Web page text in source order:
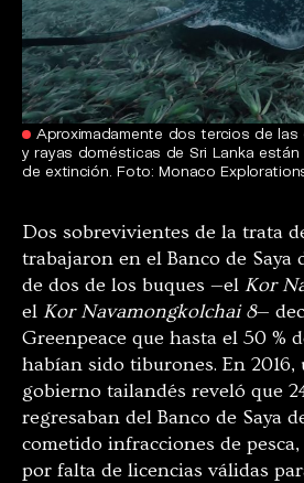
Aproximadamente dos tercios de
y rayas domésticas de Sri Lanka
de extinción. Foto: Monaco
Dos sobrevivientes de la trata
trabajaron en el Banco de Saya
de dos de los buques —el Kor
el Kor Navamongkolchai 8—
Greenpeace que hasta el 50 %
habían sido tiburones. En
gobierno tailandés reveló que
regresaban del Banco de Saya
cometido infracciones de
por falta de licencias válidas